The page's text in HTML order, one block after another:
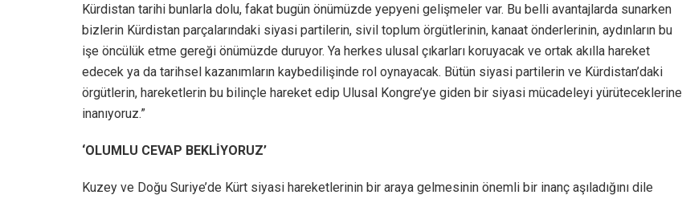
Kürdistan tarihi bunlarla dolu, fakat bugün önümüzde yepyeni gelişmeler var. Bu belli avantajlarda sunarken
bizlerin Kürdistan parçalarındaki siyasi partilerin, sivil toplum örgütlerinin, kanaat önderlerinin, aydınların bu
işe öncülük etme gereği önümüzde duruyor. Ya herkes ulusal çıkarları koruyacak ve ortak akılla hareket
edecek ya da tarihsel kazanımların kaybedilişinde rol oynayacak. Bütün siyasi partilerin ve Kürdistan’daki
örgütlerin, hareketlerin bu bilinçle hareket edip Ulusal Kongre’ye giden bir siyasi mücadeleyi yürüteceklerine
inanıyoruz.”
‘OLUMLU CEVAP BEKLİYORUZ’
Kuzey ve Doğu Suriye’de Kürt siyasi hareketlerinin bir araya gelmesinin önemli bir inanç aşıladığını dile